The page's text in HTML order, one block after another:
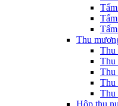
Thu
Thu
Thu
Thu
Thu
Thu
Hôp thu